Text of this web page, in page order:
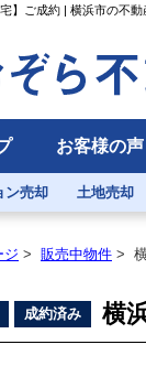
】ご成約 | 横浜市の不
お客様の声
ン売却 土地売却
ジ > 販売中物件 >
成約済み 横